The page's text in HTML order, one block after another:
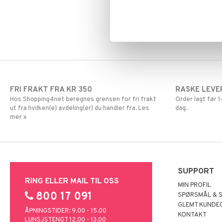
FRI FRAKT FRA KR 350
Hos Shopping4net beregnes grensen for fri frakt
ut fra hvilken(e) avdeling(er) du handler fra. Les
mer »
RASKE
Order lagt før
dag.
RING ELLER MAIL TIL OSS
800 17 091
ÅPNINGSTIDER: 9.00 - 15.00
LUNSJSTENGT 12.00 - 13.00
SUPPORT
MIN PROFIL
SPØRSMÅL &
GLEMT
KONTAKT